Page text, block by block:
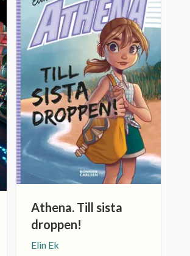
Athena. Till sista
droppen!
Elin Ek